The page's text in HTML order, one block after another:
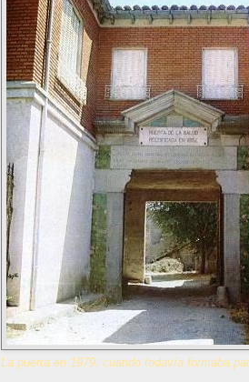
La puerta en 1979, cuando todavía formaba